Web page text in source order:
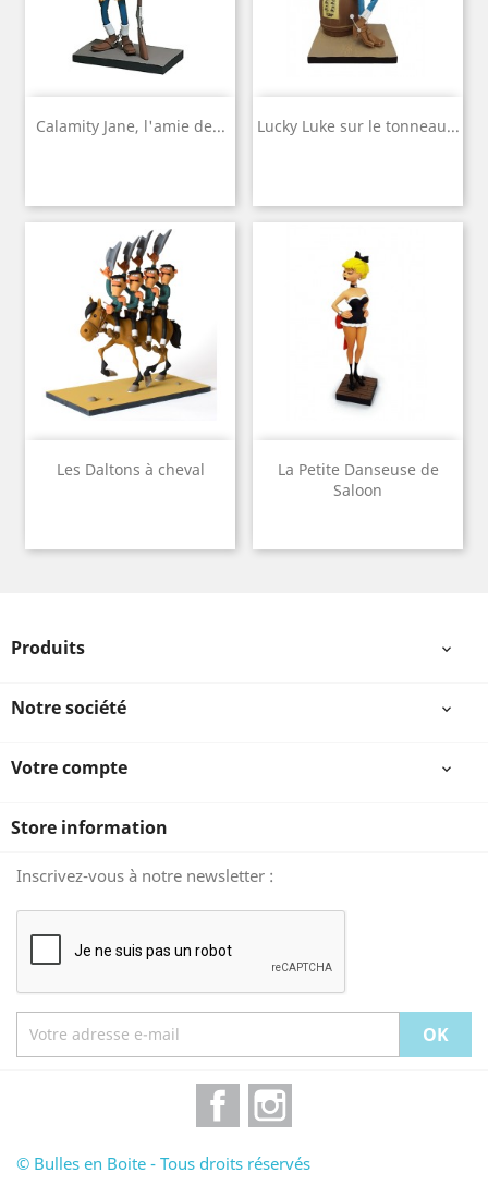
Calamity Jane, l'amie de... Lucky Luke sur le tonneau...
Les Daltons à cheval
La Petite Danseuse de
Saloon
Produits 
Notre société 
Votre compte 
Store information
Inscrivez-vous à notre newsletter :
Facebook
© Bulles en Boite - Tous droits réservés